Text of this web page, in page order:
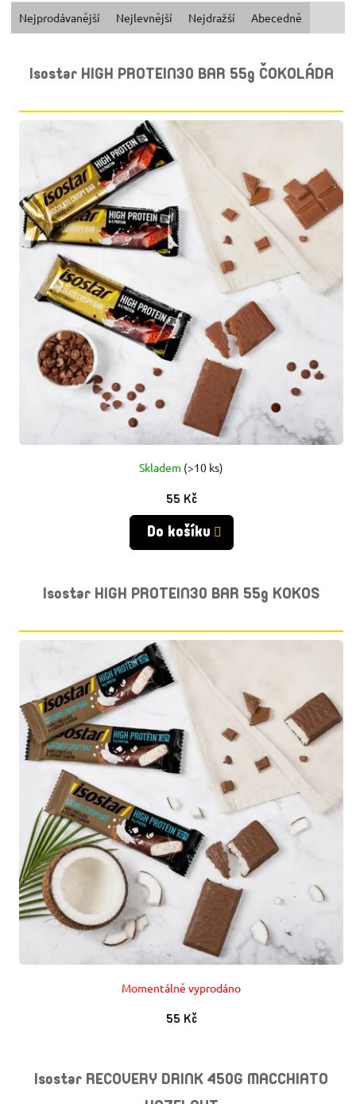
Ř
P
T
Nejprodávanější Nejlevnější Nejdražší Abecedně
S
T
Isostar HIGH PROTEIN30 BAR 55g ČOKOLÁDA
Skladem (>10 ks)
55 Kč
Do košíku
Isostar HIGH PROTEIN30 BAR 55g KOKOS
Momentálně vyprodáno
55 Kč
Isostar RECOVERY DRINK 450G MACCHIATO